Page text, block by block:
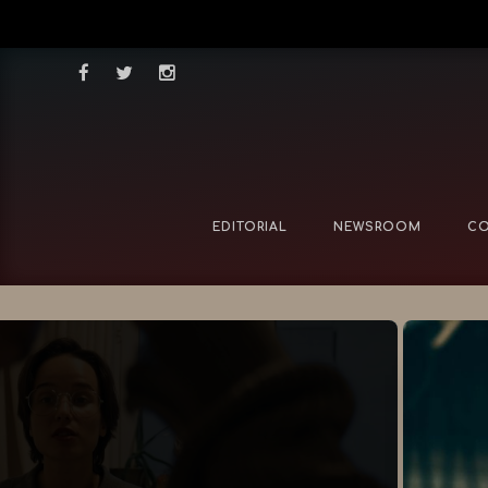
EDITORIAL NEWSROOM